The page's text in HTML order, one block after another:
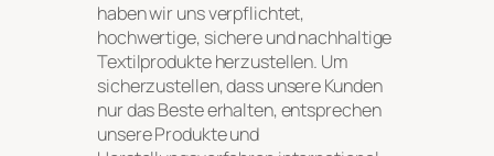
haben wir uns verpflichtet,
hochwertige, sichere und nachhaltige
Textilprodukte herzustellen. Um
sicherzustellen, dass unsere Kunden
nur das Beste erhalten, entsprechen
unsere Produkte und